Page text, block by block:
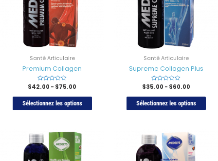
Santé Articulaire
Premium Collagen
Rated
sur
5
$42.00 - $75.00
Sélectionnez les options
Santé Articulaire
Supreme Collagen Plus
Rated
sur
5
$35.00 - $60.00
Sélectionnez les options